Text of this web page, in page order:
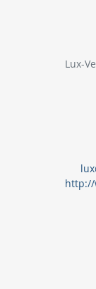
Lux-
http://